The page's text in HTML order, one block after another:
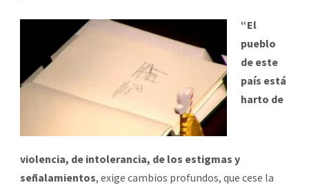
“El
pueblo
de este
país está
harto de
violencia, de intolerancia, de los estigmas y
señalamientos, exige cambios profundos, que cese la